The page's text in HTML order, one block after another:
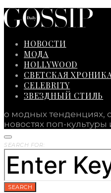
НОВОСТИ
МОДА
HOLLYWOOD
СВЕТСКАЯ ХРОНИКА
CELEBRITY
ЗВЕЗДНЫЙ СТИЛЬ
о модных тенденциях,
новостях поп-
SEARCH FOR:
SEARCH